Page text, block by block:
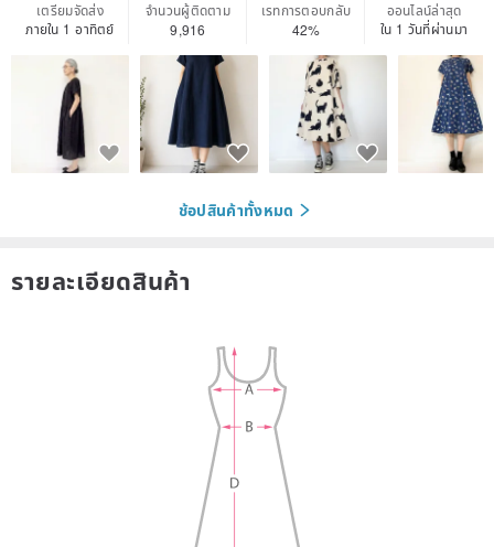
เตรียมจัดส่ง
ภายใน 1 อาทิตย์
จำนวนผู้ติดตาม
9,916
เรทการตอบกลับ
42%
ออนไลน์ล่าสุด
ใน 1 วันที่ผ่านมา
ช้อปสินค้าทั้งหมด
รายละเอียดสินค้า